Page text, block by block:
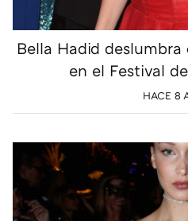
Bella Hadid
en el Festival
HACE 8